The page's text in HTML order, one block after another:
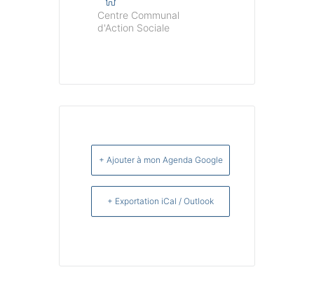
Centre Communal
d'Action Sociale
+ Ajouter à mon Agenda Google
+ Exportation iCal / Outlook